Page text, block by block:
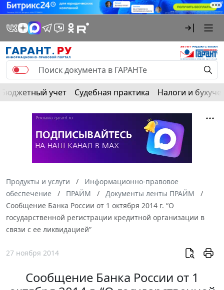
Бюджетный учет Судебная практика Налоги и
Продукты и услуги
Информационно-правовое
обеспечение
ПРАЙМ
Документы ленты ПРАЙМ
Сообщение Банка России от 1 октября 2014 г. “О
государственной регистрации кредитной организации в
связи с ее ликвидацией”
27 ноября 2014
Сообщение Банка России от 1